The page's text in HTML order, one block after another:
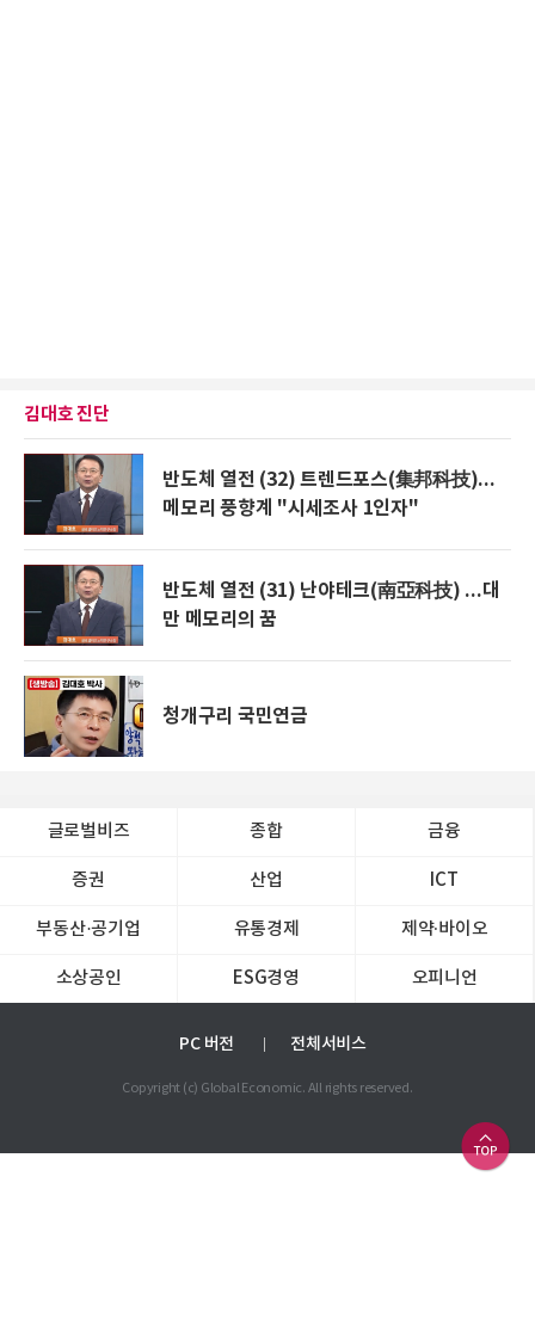
김대호 진단
반도체 열전 (32) 트렌드포스(集邦科技)...
메모리 풍향계 "시세조사 1인자"
반도체 열전 (31) 난야테크(南亞科技) ...대
만 메모리의 꿈
청개구리 국민연금
글로벌비즈 종합 금융
증권 산업 ICT
부동산·공기업 유통경제 제약∙바이오
소상공인 ESG경영 오피니언
PC 버전 전체서비스
Copyright (c) Global Economic. All rights reserved.